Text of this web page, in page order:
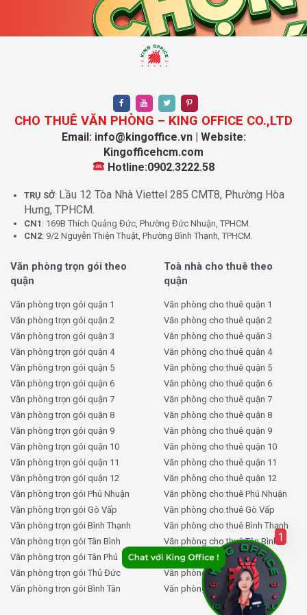
3,5 USD/M²/Tháng
Có đồng hồ riêng
Thỏa thuận
Từ 2 năm trở lên
thời điểm. Vui lòng liên hệ KingOffice để được báo giá
chính xác và cập nhật diện tích trống mới nhất tại ITD
Building.
Tại sao nên thuê văn phòng ITD
Building Quận 7 tại KingOffice?
KingOffice là đơn vị tiên phong và có gần 20 năm kinh
nghiệm chuyên sâu trong lĩnh vực tư vấn và cho thuê
văn phòngtại TP.HCM. Khi làm việc với KingOffice,
khách hàng không chỉ đơn thuần được giới thiệu mặt
bằng cho thuê, mà còn nhận được một giải pháp toàn
diện, tối ưu hoá mọi nguồn lực trong quá trình tìm kiếm
và thiết lập văn phòng:
Quản lý hơn 2000 tòa nhà trên toàn TP.HCM:Từ
hạng A đến C, từ văn phòng truyền thống đến chia sẻ
– dễ dàng chọn đúng không gian phù hợp về giá, vị trí
và tiện ích.
Báo giá nhanh chỉ trong 5 phút:Dựa trên diện tích,
ngân sách và vị trí bạn yêu cầu, KingOffice gửi ngay
bảng giá chi tiết và danh sách văn phòng tiềm năng.
Cập nhật giá thuê và diện tích trống liên tục:
Thông tin tại ITD Building được thu thập và xác minh
mỗi ngày – đảm bảo luôn chính xác, minh bạch,
CHO THUÊ VĂN PHÒNG – KING OFFICE CO.,LTD
Email: info@kingoffice.vn | Website:
Kingofficehcm.com
Hotline:0902.3222.58
TRỤ SỞ: Lầu 12 Tòa Nhà Viettel 285 CMT8, Phường Hòa
Hưng, TPHCM.
CN1 : 169B Thích Quảng Đức, Phường Đức Nhuận, TPHCM.
CN2: 9/2 Nguyễn Thiện Thuật, Phường Bình Thạnh, TPHCM.
Văn phòng trọn gói theo
quận
Văn phòng trọn gói quận 1
Văn phòng trọn gói quận 2
Văn phòng trọn gói quận 3
Văn phòng trọn gói quận 4
Văn phòng trọn gói quận 5
Văn phòng trọn gói quận 6
Văn phòng trọn gói quận 7
Văn phòng trọn gói quận 8
Văn phòng trọn gói quận 9
Văn phòng trọn gói quận 10
Văn phòng trọn gói quận 11
Văn phòng trọn gói quận 12
Văn phòng trọn gói Phú Nhuận
Văn phòng trọn gói Gò Vấp
Văn phòng trọn gói Bình Thạnh
Văn phòng trọn gói Tân Bình
Văn phòng trọn gói Tân Phú
Văn phòng trọn gói Thủ Đức
Văn phòng trọn gói Bình Tân
Toà nhà cho thuê theo
quận
Văn phòng cho thuê quận 1
Văn phòng cho thuê quận 2
Văn phòng cho thuê quận 3
Văn phòng cho thuê quận 4
Văn phòng cho thuê quận 5
Văn phòng cho thuê quận 6
Văn phòng cho thuê quận 7
Văn phòng cho thuê quận 8
Văn phòng cho thuê quận 9
Văn phòng cho thuê quận 10
Văn phòng cho thuê quận 11
Văn phòng cho thuê quận 12
Văn phòng cho thuê Phú Nhuận
Văn phòng cho thuê Gò Vấp
Văn phòng cho thuê Bình Thạnh
Văn phòng cho thuê Tân Bình
Văn phòng cho thuê Tân Phú
Văn phòng cho thuê Thủ Đức
Văn phòng cho thuê Bình Tân
1